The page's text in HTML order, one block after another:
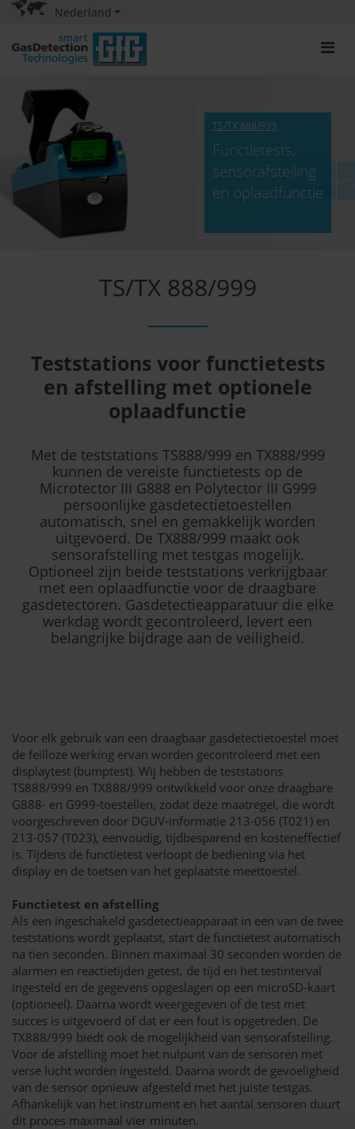
Nederland
TS/TX 888/999
Functietests,
sensorafstelling
en oplaadfunctie
TS/TX 888/999
Teststations voor functietests
en afstelling met optionele
oplaadfunctie
Met de teststations TS888/999 en TX888/999
kunnen de vereiste functietests op de
Microtector III G888 en Polytector III G999
persoonlijke gasdetectietoestellen
automatisch, snel en gemakkelijk worden
uitgevoerd. De TX888/999 maakt ook
sensorafstelling met testgas mogelijk.
Optioneel zijn beide teststations verkrijgbaar
met een oplaadfunctie voor de draagbare
gasdetectoren. Gasdetectieapparatuur die elke
werkdag wordt gecontroleerd, levert een
belangrijke bijdrage aan de veiligheid.
Voor elk gebruik van een draagbaar gasdetectietoestel moet
de feilloze werking ervan worden gecontroleerd met een
displaytest (bumptest). Wij hebben de teststations
TS888/999 en TX888/999 ontwikkeld voor onze draagbare
G888- en G999-toestellen, zodat deze maatregel, die wordt
voorgeschreven door DGUV-informatie 213-056 (T021) en
213-057 (T023), eenvoudig, tijdbesparend en kosteneffectief
is. Tijdens de functietest verloopt de bediening via het
display en de toetsen van het geplaatste meettoestel.
Functietest en afstelling
Als een ingeschakeld gasdetectieapparaat in een van de twee
teststations wordt geplaatst, start de functietest automatisch
na tien seconden. Binnen maximaal 30 seconden worden de
alarmen en reactietijden getest, de tijd en het testinterval
ingesteld en de gegevens opgeslagen op een microSD-kaart
(optioneel). Daarna wordt weergegeven of de test met
succes is uitgevoerd of dat er een fout is opgetreden. De
TX888/999 biedt ook de mogelijkheid van sensorafstelling.
Voor de afstelling moet het nulpunt van de sensoren met
verse lucht worden ingesteld. Daarna wordt de gevoeligheid
van de sensor opnieuw afgesteld met het juiste testgas.
Afhankelijk van het instrument en het aantal sensoren duurt
dit proces maximaal vier minuten.